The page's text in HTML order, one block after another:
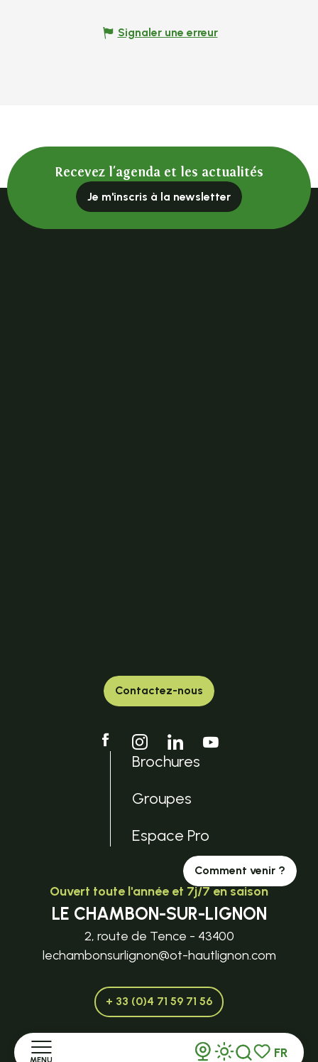
MENU FR
Signaler une erreur
Recevez l'agenda et les actualités
Je m'inscris à la newsletter
Contactez-nous
Brochures
Groupes
Espace Pro
Comment venir ?
Ouvert toute l'année et 7j/7 en saison
LE CHAMBON-SUR-LIGNON
2, route de Tence - 43400
lechambonsurlignon@ot-hautlignon.com
+ 33 (0)4 71 59 71 56